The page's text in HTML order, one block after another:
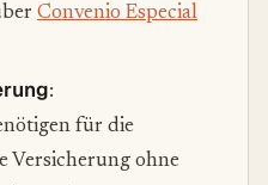
Convenio Especial
:
für die
Versicherung ohne